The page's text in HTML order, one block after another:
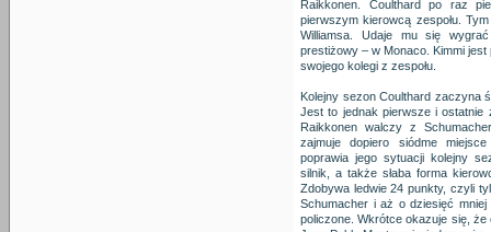
Raikkonen. Coulthard po raz
pierwszym kierowcą zespołu.
Williamsa. Udaje mu się
prestiżowy – w Monaco. Kimmi
swojego kolegi z zespołu.
Kolejny sezon Coulthard zaczyna
Jest to jednak pierwsze i
Raikkonen walczy z
zajmuje dopiero siódme
poprawia jego sytuacji kolejny
silnik, a także słaba forma
Zdobywa ledwie 24 punkty, czyli
Schumacher i aż o dziesięć
policzone. Wkrótce okazuje się,